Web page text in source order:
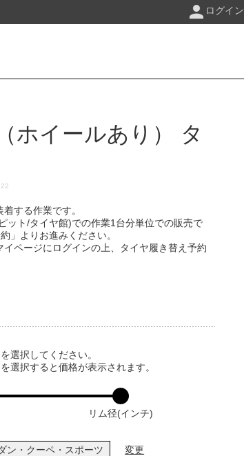
ログイン
ホイールあり） タ
する作業です。
ット/タイヤ館)での作業1台分単位での販売で
」よりお進みください。
ページにログインの上、タイヤ履き替え予約
選択してください。
選択すると価格が表示されます。
リム径(インチ)
ン・クーペ・スポーツ 変更